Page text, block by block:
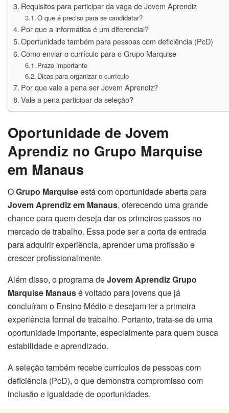
Requisitos para participar da vaga de Jovem Aprendiz
O que é preciso para se candidatar?
Por que a informática é um diferencial?
Oportunidade também para pessoas com deficiência (PcD)
Como enviar o currículo para o Grupo Marquise
Prazo importante
Dicas para organizar o currículo
Por que vale a pena ser Jovem Aprendiz?
Vale a pena participar da seleção?
Oportunidade de Jovem
Aprendiz no Grupo Marquise
em Manaus
OGrupo Marquiseestá com oportunidade aberta para
Jovem Aprendiz em Manaus, oferecendo uma grande
chance para quem deseja dar os primeiros passos no
mercado de trabalho. Essa pode ser a porta de entrada
para adquirir experiência, aprender uma profissão e
crescer profissionalmente.
Além disso, o programa deJovem Aprendiz Grupo
Marquise Manausé voltado para jovens que já
concluíram o Ensino Médio e desejam ter a primeira
experiência formal de trabalho. Portanto, trata-se de uma
oportunidade importante, especialmente para quem busca
estabilidade e aprendizado.
A seleção também recebe currículos de pessoas com
deficiência (PcD), o que demonstra compromisso com
inclusão e igualdade de oportunidades.